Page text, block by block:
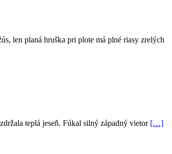
len planá hruška pri plote má plné riasy zrelých
teplá jeseň. Fúkal silný západný vietor […]